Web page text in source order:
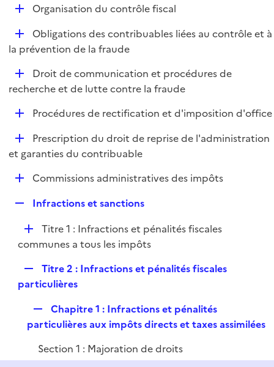
p
l
i
e
r
D
l
r
Organisation du contrôle fiscal
D
é
i
Obligations des contribuables liées au contrôle et à
la prévention de la fraude
D
é
r
Droit de communication et procédures de
recherche et de lutte contre la fraude
D
l
Procédures de rectification et d'imposition d'office
D
é
r
Prescription du droit de reprise de l'administration
et garanties du contribuable
D
l
i
e
r
Commissions administratives des impôts
p
l
r
Infractions et sanctions
D
é
i
Titre 1 : Infractions et pénalités fiscales
communes a tous les impôts
e
l
i
e
r
Titre 2 : Infractions et pénalités fiscales
particulières
e
l
Chapitre 1 : Infractions et pénalités
particulières aux impôts directs et taxes assimilées
Section 1 : Majoration de droits